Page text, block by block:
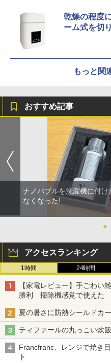
乾燥の程度
ーム式を切
もっと関
おすすめ記事
ナノバブルを洗濯機に付
なくなった!
●
アクセスランキング
1時間 24時間
【家電レビュー】手ごわい
勝利 掃除機感覚で使えた
夏の暑さに防熱シールドカ
ティファールの丸っこい炊
Francfranc、レンジで焼き
ト